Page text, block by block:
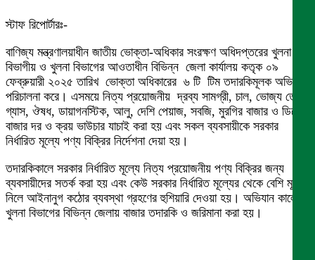
স্টাফ রিপোর্টারঃ-
বাণিজ্য মন্ত্রণালয়াধীন জাতীয় ভোক্তা-অধিকার সংরক্ষণ অধিদপ্তরের খুলনা
বিভাগীয় ও খুলনা বিভাগের আওতাধীন বিভিন্ন জেলা কার্যালয় কতৃক ০৯
ফেব্রুয়ারী ২০২৫ তারিখ ভোক্তা অধিকারের ৬ টি টিম তদারকিমূলক অভিযান
পরিচালনা করে। এসময়ে নিত্য প্রয়োজনীয় দ্রব্য সামগ্রী, চাল, ভোজ্য তেল,
গ্যাস, ঔষধ, ডায়াগনস্টিক, আলু, দেশি পেয়াজ, সবজি, মুরগির বাজার ও ডিমের
বাজার দর ও ক্রয় ভাউচার যাচাই করা হয় এবং সকল ব্যবসায়ীকে সরকার
নির্ধারিত মূল্যে পণ্য বিক্রির নির্দেশনা দেয়া হয়।
তদারকিকালে সরকার নির্ধারিত মূল্যে নিত্য প্রয়োজনীয় পণ্য বিক্রির জন্য
ব্যবসায়ীদের সতর্ক করা হয় এবং কেউ সরকার নির্ধারিত মূল্যের থেকে বেশি মূল্য
নিলে আইনানুগ কঠোর ব্যবস্থা গ্রহণের হুশিয়ারি দেওয়া হয়। অভিযান কালে
খুলনা বিভাগের বিভিন্ন জেলায় বাজার তদারকি ও জরিমানা করা হয়।